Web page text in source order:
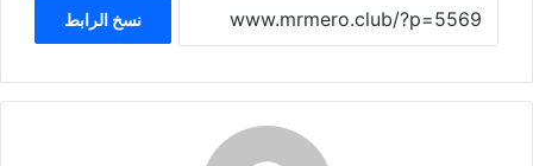
نسخ الرابط